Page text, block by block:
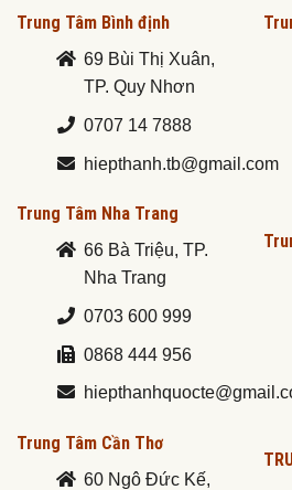
Trung Tâm Bình định
69 Bùi Thị Xuân,
TP. Quy Nhơn
0707 14 7888
hiepthanh.tb@gmail.com
Trung Tâm Nha Trang
66 Bà Triệu, TP.
Nha Trang
0703 600 999
0868 444 956
Trung Tâm Cần Thơ
60 Ngô Đức Kế,